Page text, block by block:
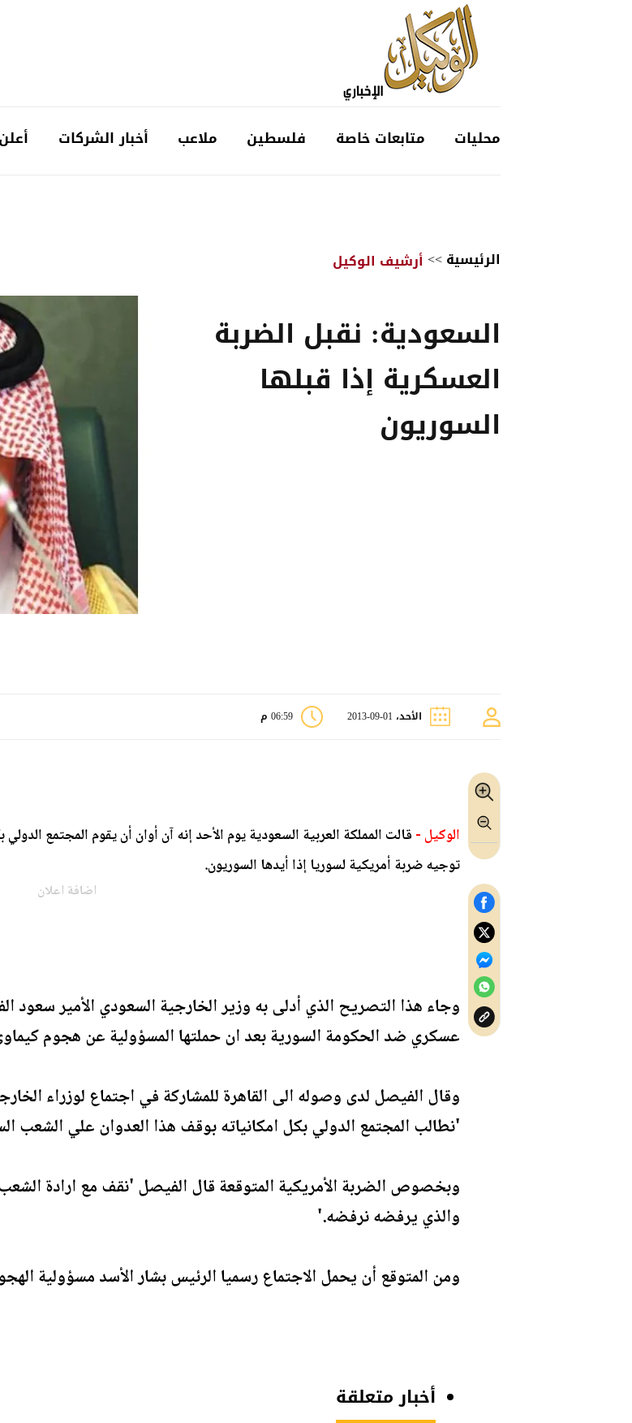
محليات متابعات خاصة فلسطين ملاعب أخبار الشركات
الرئيسية>>أرشيف الوكيل
السعودية: نقبل الضربة
العسكرية إذا قبلها
السوريون
الأحد، 01-09-2013 06:59 م
الوكيل - قالت المملكة العربية السعودية يوم الأحد إنه آن أوان أن يقوم المجتمع
توجيه ضربة أمريكية لسوريا إذا أيدها السوريون.
اضافة اعلان
وجاء هذا التصريح الذي أدلى به وزير الخارجية السعودي الأمير سعود
عسكري ضد الحكومة السورية بعد ان حملتها المسؤولية عن هجوم
وقال الفيصل لدى وصوله الى القاهرة للمشاركة في اجتماع لوزراء
'نطالب المجتمع الدولي بكل امكانياته بوقف هذا العدوان علي الشعب
وبخصوص الضربة الأمريكية المتوقعة قال الفيصل 'نقف مع ارادة
والذي يرفضه نرفضه.'
ومن المتوقع أن يحمل الاجتماع رسميا الرئيس بشار الأسد مسؤولية
أخبار متعلقة